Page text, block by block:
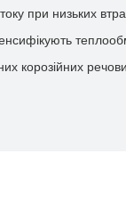
при низьких
корозійних